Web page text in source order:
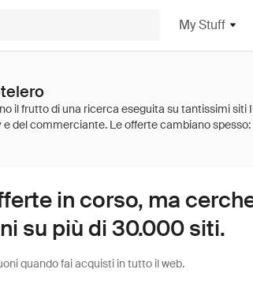
My Stuff
in corso, ma
su più di 30.000 siti.
quando fai acquisti in tutto il web.